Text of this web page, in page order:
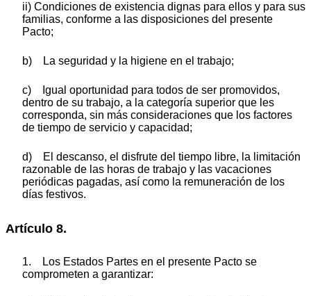
ii) Condiciones de existencia dignas para ellos y para sus
familias, conforme a las disposiciones del presente
Pacto;
b) La seguridad y la higiene en el trabajo;
c) Igual oportunidad para todos de ser promovidos,
dentro de su trabajo, a la categoría superior que les
corresponda, sin más consideraciones que los factores
de tiempo de servicio y capacidad;
d) El descanso, el disfrute del tiempo libre, la limitación
razonable de las horas de trabajo y las vacaciones
periódicas pagadas, así como la remuneración de los
días festivos.
Artículo 8.
1. Los Estados Partes en el presente Pacto se
comprometen a garantizar: